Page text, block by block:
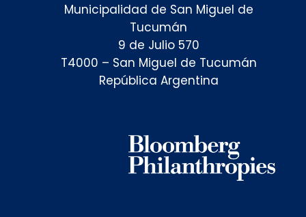
Municipalidad de San Miguel de
Tucumán
9 de Julio 570
T4000 – San Miguel de Tucumán
República Argentina